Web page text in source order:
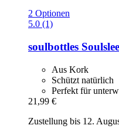
2 Optionen
5.0 (1)
soulbottles
Aus Kork
Schützt natürlich
Perfekt für
21,99 €
Zustellung bis 12.